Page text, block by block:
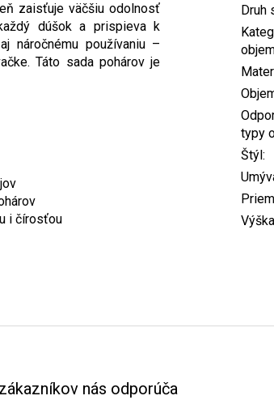
zaisťuje väčšiu odolnosť
dúšok a prispieva k
náročnému používaniu –
Táto sada pohárov je
i čírosťou
Druh
typy
Štýl:
nás odporúča